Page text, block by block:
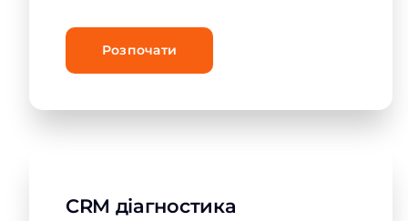
Розпочати
CRM діагностика